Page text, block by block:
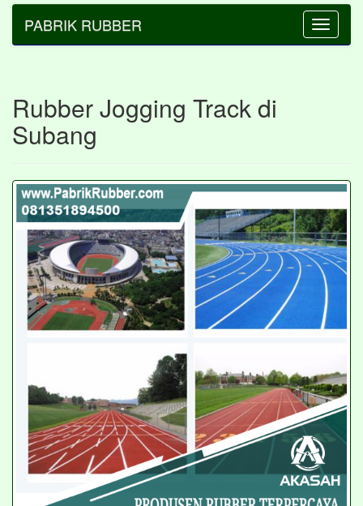
Toggle
PABRIK RUBBER
Rubber Jogging Track di
Subang